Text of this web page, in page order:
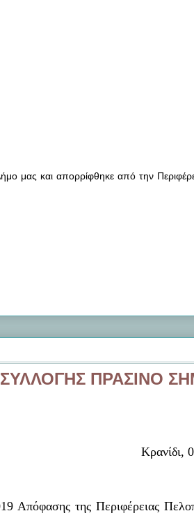
μας και απορρίφθηκε από την
ΠΡΑΣΙΝΟ
Κρανίδι,
Απόφασης της Περιφέρειας